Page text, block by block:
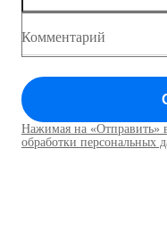
Коммутаторы
Комментарий
Нажимая на «Отправить»
обработки персональных